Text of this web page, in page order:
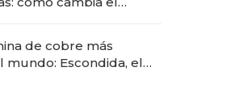
de cobre más
mundo: Escondida, el